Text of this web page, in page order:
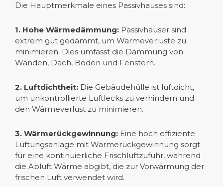
Die Hauptmerkmale eines Passivhauses sind:
1. Hohe Wärmedämmung: Passivhäuser sind
extrem gut gedämmt, um Wärmeverluste zu
minimieren. Dies umfasst die Dämmung von
Wänden, Dach, Boden und Fenstern.
2. Luftdichtheit: Die Gebäudehülle ist luftdicht,
um unkontrollierte Luftlecks zu verhindern und
den Wärmeverlust zu minimieren.
3. Wärmerückgewinnung: Eine hoch effiziente
Lüftungsanlage mit Wärmerückgewinnung sorgt
für eine kontinuierliche Frischluftzufuhr, während
die Abluft Wärme abgibt, die zur Vorwärmung der
frischen Luft verwendet wird.